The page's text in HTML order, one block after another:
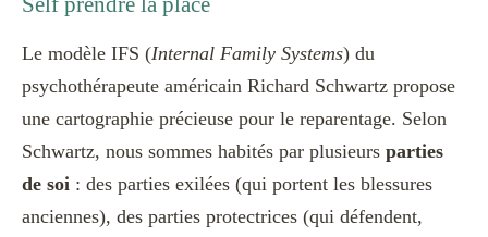
Le modèle IFS (Internal Family Systems) du
psychothérapeute américain Richard Schwartz propose
une cartographie précieuse pour le reparentage. Selon
Schwartz, nous sommes habités par plusieurs parties
de soi : des parties exilées (qui portent les blessures
anciennes), des parties protectrices (qui défendent,